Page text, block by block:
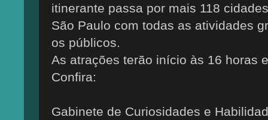
itinerante passa por mais 118
São Paulo com todas as atividades
os públicos.
As atrações terão início às 16 horas
Confira:
Gabinete de Curiosidades e